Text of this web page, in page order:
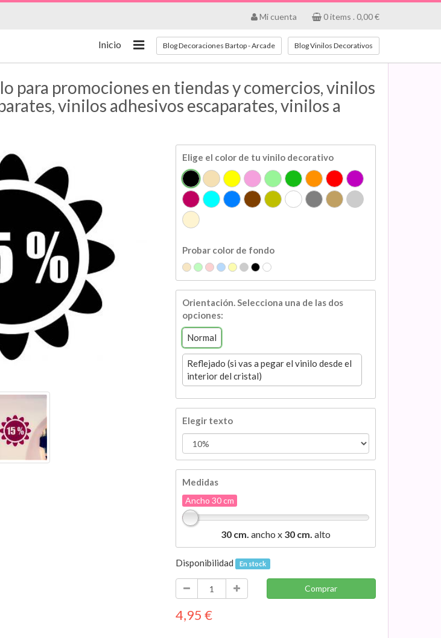
Mi cuenta 0items . 0,00€
Blog Vinilos Decorativos
Blog Decoraciones Bartop - Arcade
Inicio
para promociones en tiendas y comercios, vinilos
vinilos adhesivos escaparates, vinilos a
Elige el color de tu vinilo decorativo
Probar color de fondo
Orientación. Selecciona una de las dos
opciones:
Normal
Reflejado (si vas a pegar el vinilo desde el
interior del cristal)
Elegir texto
Medidas
Ancho 30 cm
30 cm. ancho x 30 cm. alto
Disponibilidad En stock
Comprar
4,95 €